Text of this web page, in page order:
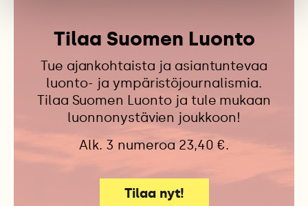
Tilaa Suomen Luonto
Tue ajankohtaista ja asiantuntevaa
luonto- ja ympäristöjournalismia.
Tilaa Suomen Luonto ja tule mukaan
luonnonystävien joukkoon!
Alk. 3 numeroa 23,40 €.
Tilaa nyt!